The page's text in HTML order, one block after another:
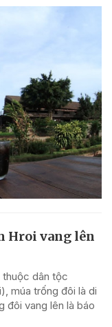
Hroi vang lên
thuộc dân tộc
múa trống đôi là di
đôi vang lên là báo